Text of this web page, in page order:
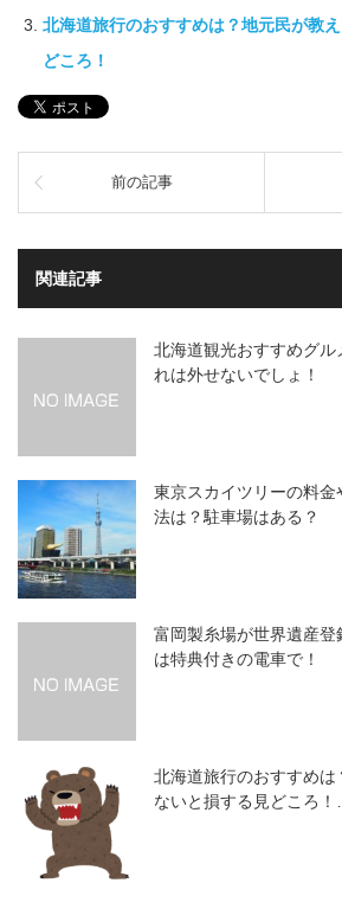
北海道旅行のおすすめは？地元民が教
どころ！
前の記事
関連記事
北海道観光おすすめグル
れは外せないでしょ！
東京スカイツリーの料
法は？駐車場はある？
富岡製糸場が世界遺産登
は特典付きの電車で！
北海道旅行のおすすめは
ないと損する見どころ！…